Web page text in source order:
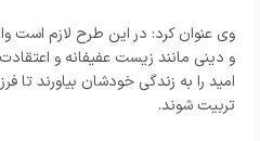
وی عنوان کرد: در این طرح لازم است
و دینی مانند زیست عفیفانه و
امید را به زندگی خودشان بیاورند تا
تربیت شوند.